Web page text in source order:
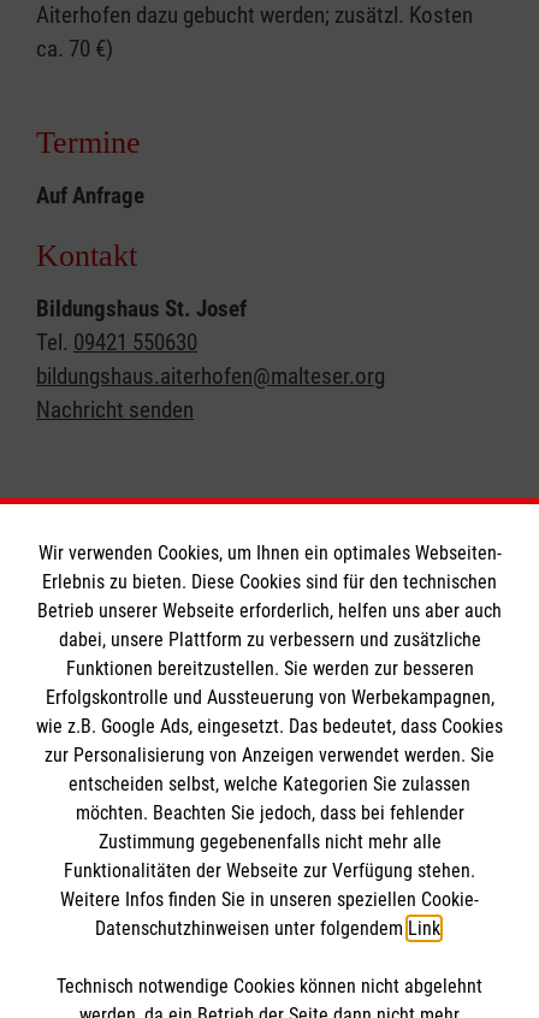
Aiterhofen dazu gebucht werden; zusätzl. Kosten
ca. 70 €)
Termine
Auf Anfrage
Kontakt
Bildungshaus St. Josef
Tel. 09421 550630
bildungshaus.aiterhofen@malteser.org
Nachricht senden
Informationen
Impressum
Datenschutz
Kontakt
Barrierefreiheit
Die Malteser
Malteser in Deutschland
Malteserorden
Sharepoint
Spendenkonto
IBAN: DE82 3706 0120 1201 2180 19
Wir verwenden Cookies, um Ihnen ein optimales Webseiten-
Erlebnis zu bieten. Diese Cookies sind für den technischen
Betrieb unserer Webseite erforderlich, helfen uns aber auch
dabei, unsere Plattform zu verbessern und zusätzliche
Funktionen bereitzustellen. Sie werden zur besseren
Erfolgskontrolle und Aussteuerung von Werbekampagnen,
wie z.B. Google Ads, eingesetzt. Das bedeutet, dass Cookies
zur Personalisierung von Anzeigen verwendet werden. Sie
entscheiden selbst, welche Kategorien Sie zulassen
möchten. Beachten Sie jedoch, dass bei fehlender
Zustimmung gegebenenfalls nicht mehr alle
Funktionalitäten der Webseite zur Verfügung stehen.
Weitere Infos finden Sie in unseren speziellen Cookie-
Datenschutzhinweisen unter folgendem Link.
Technisch notwendige Cookies können nicht abgelehnt